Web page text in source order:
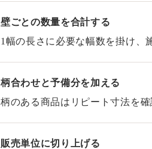
壁ごとの数量を合計する
1幅の長さに必要な幅数を掛け、
柄合わせと予備分を加える
柄のある商品はリピート寸法を
販売単位に切り上げる